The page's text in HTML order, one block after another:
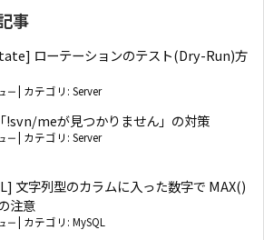
事
ローテーションのテスト(Dry-Run)方
ー カテゴリ: Server
!svn/meが見つかりません」の対策
ー カテゴリ: Server
文字列型のカラムに入った数字で MAX()
注意
ー カテゴリ: MySQL